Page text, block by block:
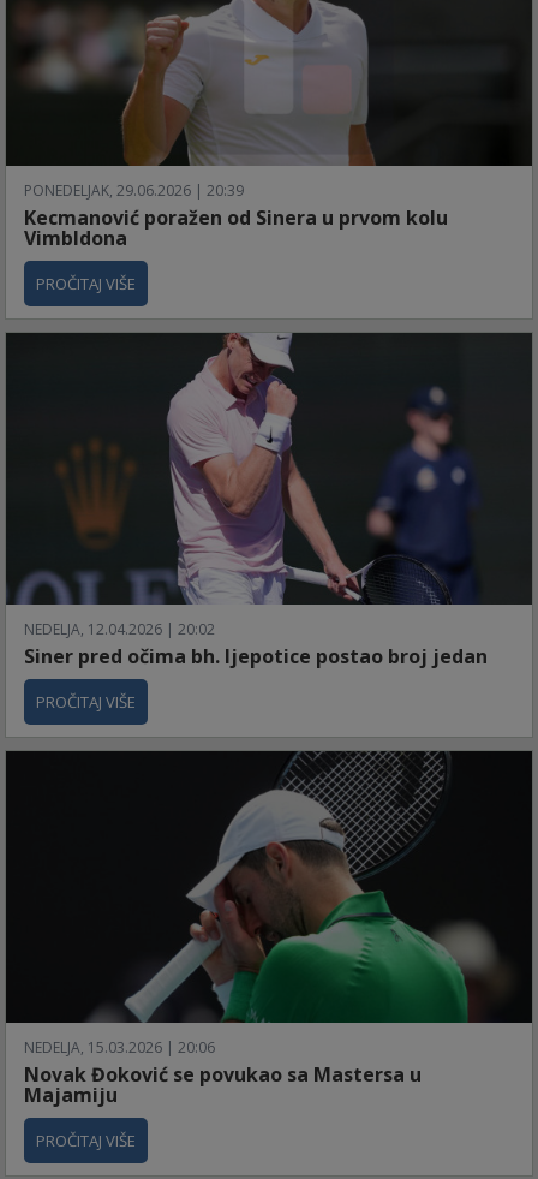
PONEDELJAK, 29.06.2026 | 20:39
Kecmanović poražen od Sinera u prvom kolu
Vimbldona
PROČITAJ VIŠE
NEDELJA, 12.04.2026 | 20:02
Siner pred očima bh. ljepotice postao broj jedan
PROČITAJ VIŠE
NEDELJA, 15.03.2026 | 20:06
Novak Đoković se povukao sa Mastersa u
Majamiju
PROČITAJ VIŠE